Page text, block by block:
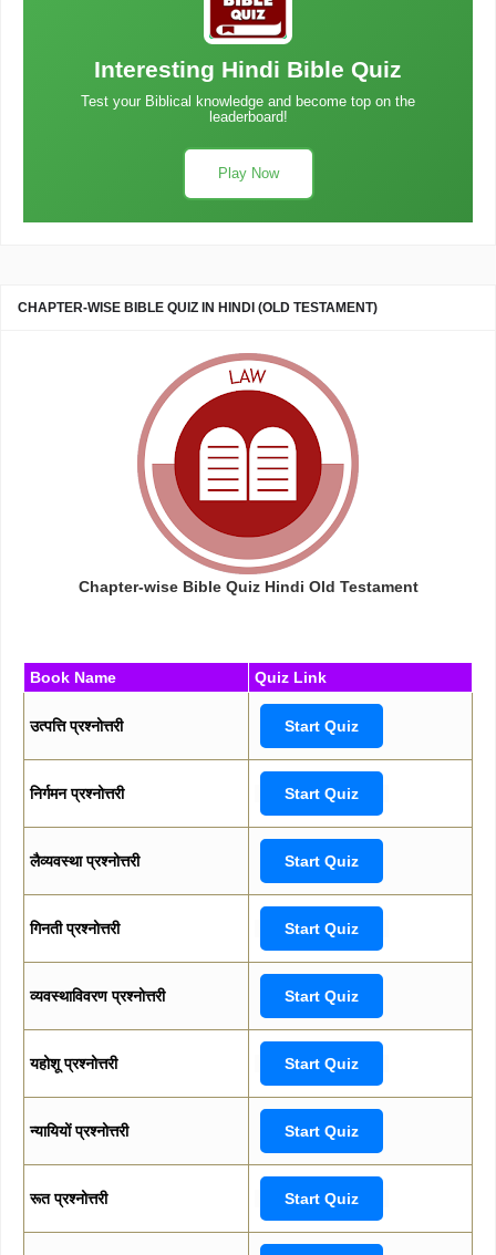
Interesting Hindi Bible Quiz
Test your Biblical knowledge and become top on the
leaderboard!
Play Now
CHAPTER-WISE BIBLE QUIZ IN HINDI (OLD TESTAMENT)
Chapter-wise Bible Quiz Hindi Old Testament
Book Name Quiz Link
उत्पत्ति प्रश्नोत्तरी Start Quiz
निर्गमन प्रश्नोत्तरी Start Quiz
लैव्यवस्था प्रश्नोत्तरी Start Quiz
गिनती प्रश्नोत्तरी Start Quiz
व्यवस्थाविवरण प्रश्नोत्तरी Start Quiz
यहोशू प्रश्नोत्तरी Start Quiz
न्यायियों प्रश्नोत्तरी Start Quiz
रूत प्रश्नोत्तरी Start Quiz